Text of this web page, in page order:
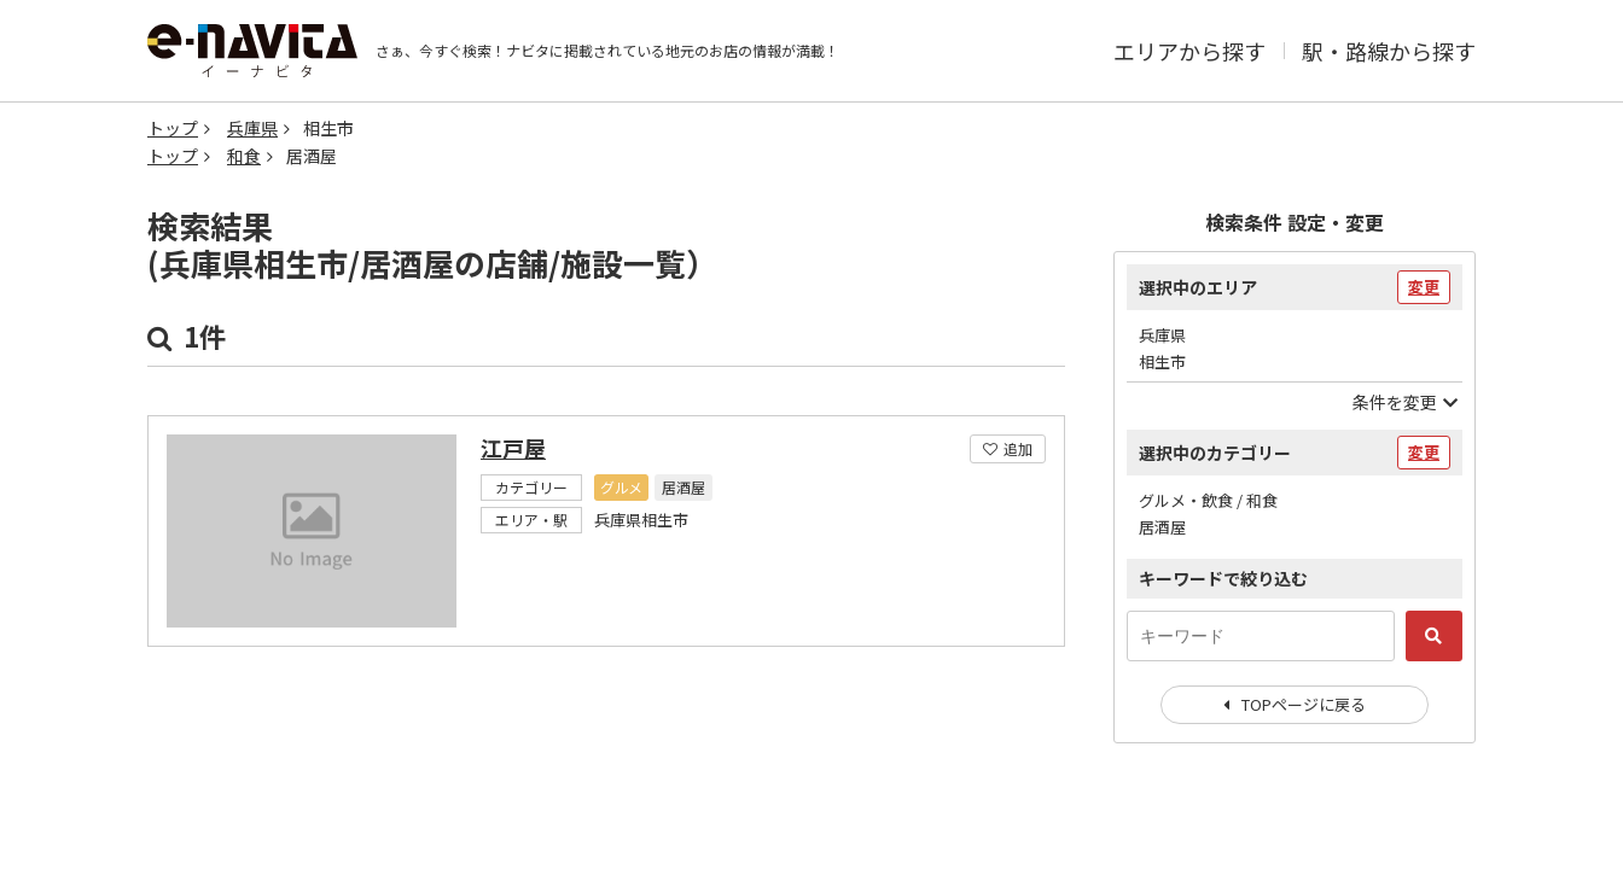
さぁ、今すぐ検索！ ナビタに掲載されている地元のお店の情報が満載！ エリアから探す 駅・路線から探す
トップ 兵庫県
相生市
トップ
和食 居酒屋
検索結果
(兵庫県相生市/居酒屋の店舗/施設一覧）
1件
追加
江戸屋
カテゴリー グルメ
居酒屋
エリア・駅
兵庫県相生市
検索条件 設定・変更
選択中のエリア 変更
兵庫県
相生市
条件を変更
選択中のカテゴリー 変更
グルメ・飲食 / 和食
居酒屋
キーワードで絞り込む
TOPページに戻る